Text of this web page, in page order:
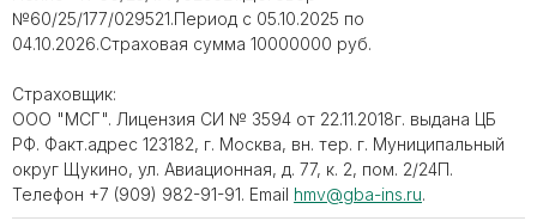
№60/25/177/029521.Период с 05.10.2025 по
04.10.2026.Страховая сумма 10000000 руб.
Страховщик:
ООО "МСГ". Лицензия СИ № 3594 от 22.11.2018г. выдана ЦБ
РФ. Факт.адрес 123182, г. Москва, вн. тер. г. Муниципальный
округ Щукино, ул. Авиационная, д. 77, к. 2, пом. 2/24П.
Телефон +7 (909) 982-91-91. Email hmv@gba-ins.ru.